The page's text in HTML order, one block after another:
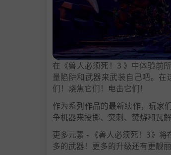
在《兽人必须死！3 》中体验前
量陷阱和武器来武装自己吧。
们！烧焦它们！电击它们！
作为系列作品的最新续作，玩
争机器来投掷、突刺、焚烧和瓦
更多元素 - 《兽人必须死！3》
多的武器！更多的升级还有更靓